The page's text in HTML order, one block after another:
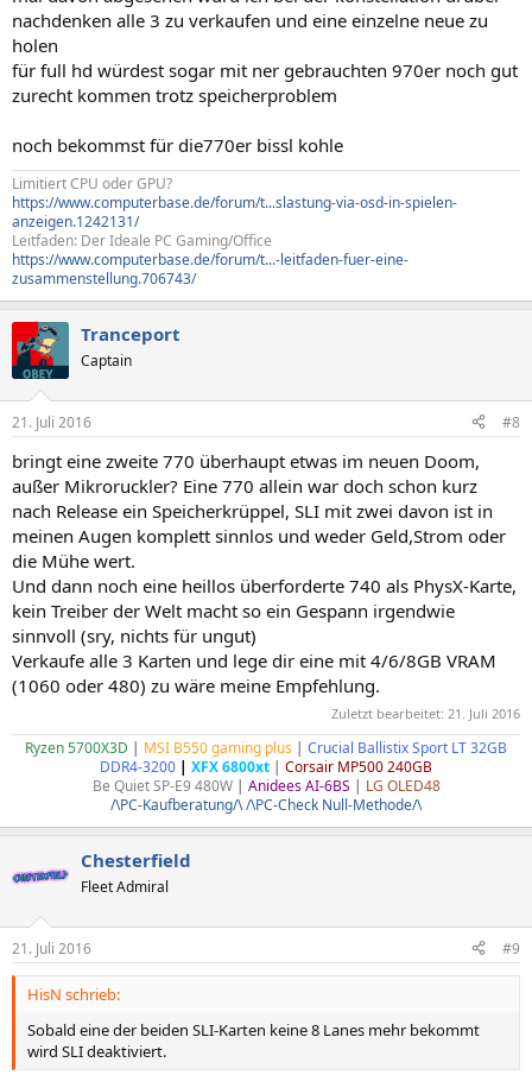
nachdenken alle 3 zu verkaufen und eine einzelne neue zu
holen
für full hd würdest sogar mit ner gebrauchten 970er noch gut
zurecht kommen trotz speicherproblem
noch bekommst für die770er bissl kohle
Limitiert CPU oder GPU?
https://www.computerbase.de/forum/t...slastung-via-osd-in-spielen-
anzeigen.1242131/
Leitfaden: Der Ideale PC Gaming/Office
https://www.computerbase.de/forum/t...-leitfaden-fuer-eine-
zusammenstellung.706743/
Tranceport
Captain
21. Juli 2016 #8
bringt eine zweite 770 überhaupt etwas im neuen Doom,
außer Mikroruckler? Eine 770 allein war doch schon kurz
nach Release ein Speicherkrüppel, SLI mit zwei davon ist in
meinen Augen komplett sinnlos und weder Geld,Strom oder
die Mühe wert.
Und dann noch eine heillos überforderte 740 als PhysX-Karte,
kein Treiber der Welt macht so ein Gespann irgendwie
sinnvoll (sry, nichts für ungut)
Verkaufe alle 3 Karten und lege dir eine mit 4/6/8GB VRAM
(1060 oder 480) zu wäre meine Empfehlung.
Zuletzt bearbeitet: 21. Juli 2016
Ryzen 5700X3D | MSI B550 gaming plus | Crucial Ballistix Sport LT 32GB
DDR4-3200 | XFX 6800xt | Corsair MP500 240GB
Be Quiet SP-E9 480W | Anidees AI-6BS | LG OLED48
/\PC-Kaufberatung/\/\PC-Check Null-Methode/\
Chesterfield
Fleet Admiral
21. Juli 2016 #9
HisN schrieb:
Sobald eine der beiden SLI-Karten keine 8 Lanes mehr bekommt
wird SLI deaktiviert.